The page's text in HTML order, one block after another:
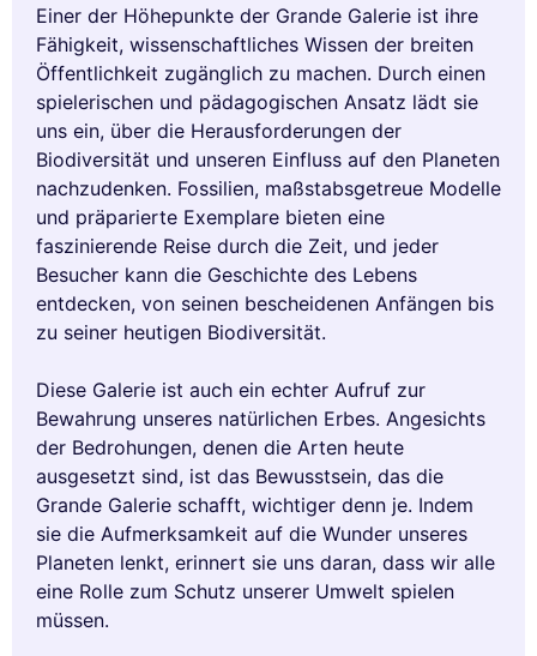
Einer der Höhepunkte der Grande Galerie ist ihre
Fähigkeit, wissenschaftliches Wissen der breiten
Öffentlichkeit zugänglich zu machen. Durch einen
spielerischen und pädagogischen Ansatz lädt sie
uns ein, über die Herausforderungen der
Biodiversität und unseren Einfluss auf den Planeten
nachzudenken. Fossilien, maßstabsgetreue Modelle
und präparierte Exemplare bieten eine
faszinierende Reise durch die Zeit, und jeder
Besucher kann die Geschichte des Lebens
entdecken, von seinen bescheidenen Anfängen bis
zu seiner heutigen Biodiversität.
Diese Galerie ist auch ein echter Aufruf zur
Bewahrung unseres natürlichen Erbes. Angesichts
der Bedrohungen, denen die Arten heute
ausgesetzt sind, ist das Bewusstsein, das die
Grande Galerie schafft, wichtiger denn je. Indem
sie die Aufmerksamkeit auf die Wunder unseres
Planeten lenkt, erinnert sie uns daran, dass wir alle
eine Rolle zum Schutz unserer Umwelt spielen
müssen.